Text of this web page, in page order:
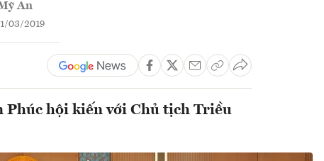
An
03/2019
Phúc hội kiến với Chủ tịch Triều